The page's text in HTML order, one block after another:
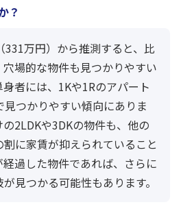
？
331万円）から推測すると、比
場的な物件も見つかりやすい
者には、1Kや1Rのアパート
つかりやすい傾向にありま
2LDKや3DKの物件も、他の
に家賃が抑えられていること
過した物件であれば、さらに
見つかる可能性もあります。